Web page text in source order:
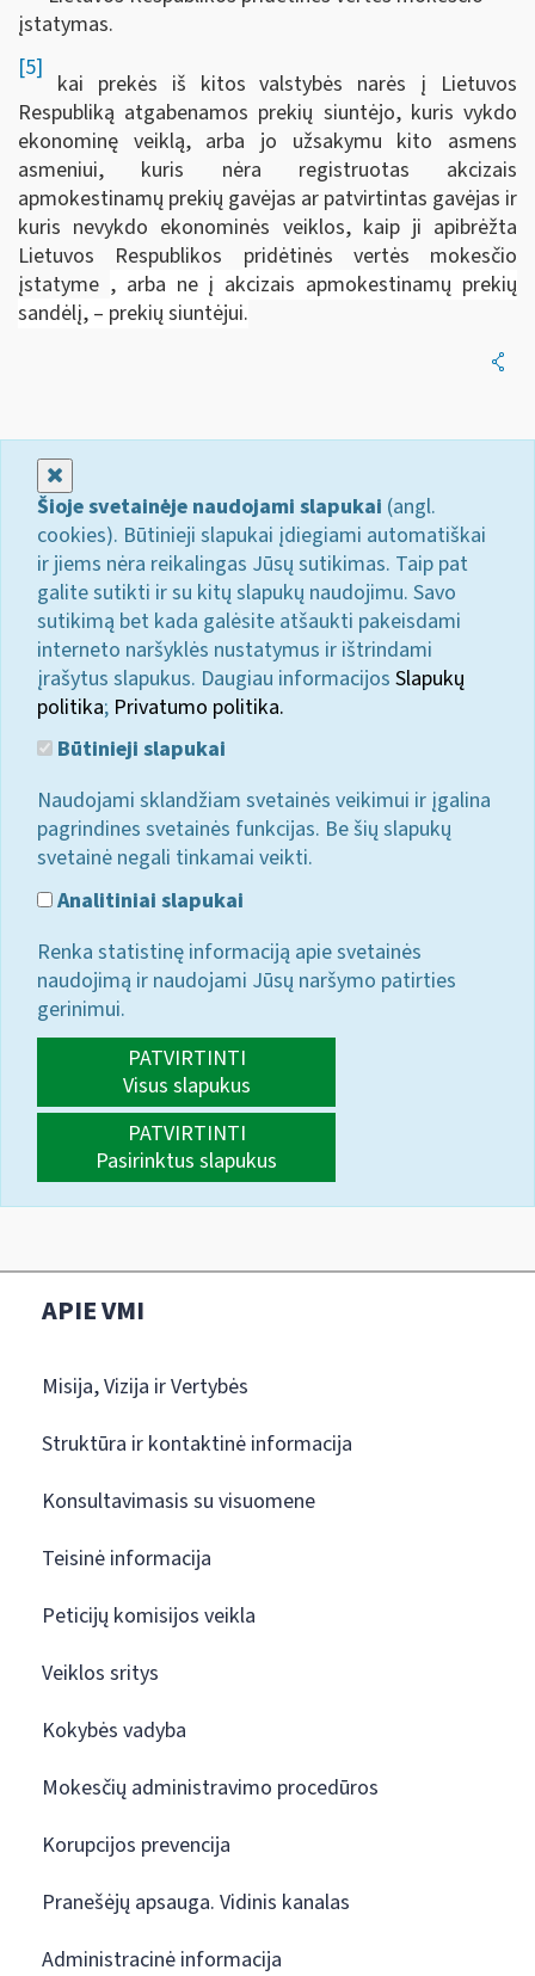
įstatymas.
[5]
kai prekės iš kitos valstybės narės į Lietuvos
Respubliką atgabenamos prekių siuntėjo, kuris vykdo
ekonominę veiklą, arba jo užsakymu kito asmens
asmeniui, kuris nėra registruotas akcizais
apmokestinamų prekių gavėjas ar patvirtintas gavėjas ir
kuris nevykdo ekonominės veiklos, kaip ji apibrėžta
Lietuvos Respublikos pridėtinės vertės mokesčio
įstatyme , arba ne į akcizais apmokestinamų prekių
sandėlį, – prekių siuntėjui.
Šioje svetainėje naudojami slapukai (angl.
cookies). Būtinieji slapukai įdiegiami automatiškai
ir jiems nėra reikalingas Jūsų sutikimas. Taip pat
galite sutikti ir su kitų slapukų naudojimu. Savo
sutikimą bet kada galėsite atšaukti pakeisdami
interneto naršyklės nustatymus ir ištrindami
įrašytus slapukus. Daugiau informacijos Slapukų
politika; Privatumo politika.
Būtinieji slapukai
Naudojami sklandžiam svetainės veikimui ir įgalina
pagrindines svetainės funkcijas. Be šių slapukų
svetainė negali tinkamai veikti.
Analitiniai slapukai
Renka statistinę informaciją apie svetainės
naudojimą ir naudojami Jūsų naršymo patirties
gerinimui.
PATVIRTINTI
Visus slapukus
PATVIRTINTI
Pasirinktus slapukus
APIE VMI
Misija, Vizija ir Vertybės
Struktūra ir kontaktinė informacija
Konsultavimasis su visuomene
Teisinė informacija
Peticijų komisijos veikla
Veiklos sritys
Kokybės vadyba
Mokesčių administravimo procedūros
Korupcijos prevencija
Pranešėjų apsauga. Vidinis kanalas
Administracinė informacija